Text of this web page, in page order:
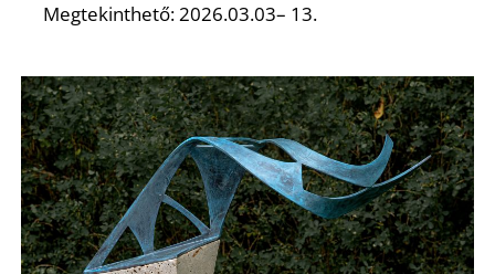
Megtekinthető: 2026.03.03– 13.